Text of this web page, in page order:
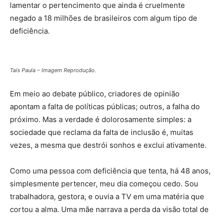
lamentar o pertencimento que ainda é cruelmente
negado a 18 milhões de brasileiros com algum tipo de
deficiência.
Taís Paula – Imagem Reprodução.
Em meio ao debate público, criadores de opinião
apontam a falta de políticas públicas; outros, a falha do
próximo. Mas a verdade é dolorosamente simples: a
sociedade que reclama da falta de inclusão é, muitas
vezes, a mesma que destrói sonhos e exclui ativamente.
Como uma pessoa com deficiência que tenta, há 48 anos,
simplesmente pertencer, meu dia começou cedo. Sou
trabalhadora, gestora, e ouvia a TV em uma matéria que
cortou a alma. Uma mãe narrava a perda da visão total de